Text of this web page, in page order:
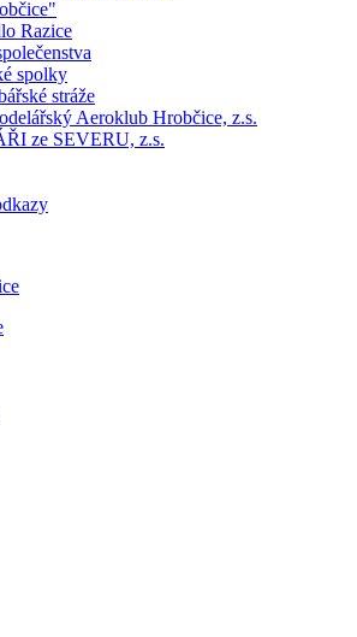
Razice
spolky
stráže
Aeroklub Hrobčice, z.s.
ze SEVERU, z.s.